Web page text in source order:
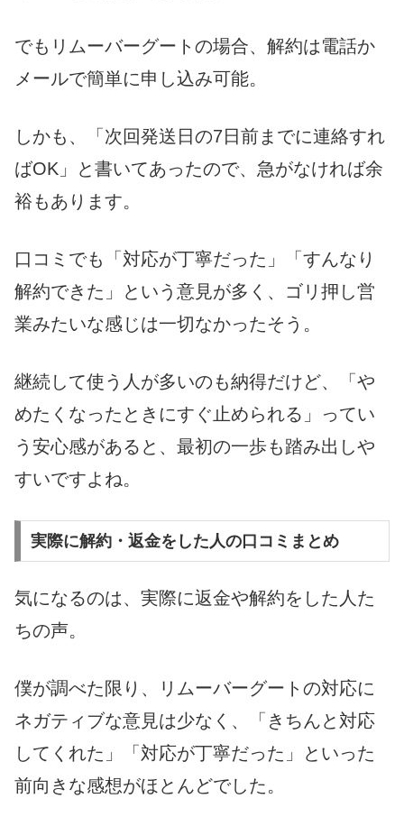
でもリムーバーグートの場合、解約は電話か
メールで簡単に申し込み可能。
しかも、「次回発送日の7日前までに連絡すれ
ばOK」と書いてあったので、急がなければ余
裕もあります。
口コミでも「対応が丁寧だった」「すんなり
解約できた」という意見が多く、ゴリ押し営
業みたいな感じは一切なかったそう。
継続して使う人が多いのも納得だけど、「や
めたくなったときにすぐ止められる」ってい
う安心感があると、最初の一歩も踏み出しや
すいですよね。
実際に解約・返金をした人の口コミまとめ
気になるのは、実際に返金や解約をした人た
ちの声。
僕が調べた限り、リムーバーグートの対応に
ネガティブな意見は少なく、「きちんと対応
してくれた」「対応が丁寧だった」といった
前向きな感想がほとんどでした。